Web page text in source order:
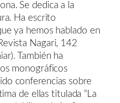
Se dedica a la
Ha escrito
ya hemos hablado en
Nagari, 142
También ha
monográficos
conferencias sobre
de ellas titulada “La